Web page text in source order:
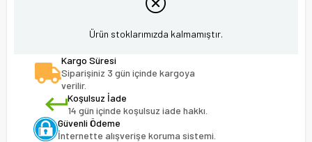
Ürün stoklarımızda kalmamıştır.
Kargo Süresi
Siparişiniz 3 gün içinde kargoya
verilir.
Koşulsuz İade
14 gün içinde koşulsuz iade hakkı.
Güvenli Ödeme
İnternette alışverişe koruma sistemi.